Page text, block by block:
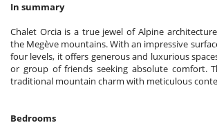
In summary
Chalet Orcia is a true jewel of Alpine
the Megève mountains. With an impressive
four levels, it offers generous and luxurious
or group of friends seeking absolute comfort.
traditional mountain charm with meticulous
Bedrooms